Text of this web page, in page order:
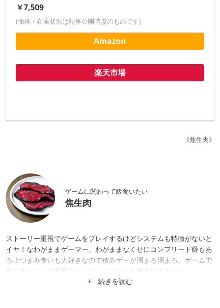
￥7,509
(価格・在庫状況は記事公開時点のものです)
Amazon
楽天市場
《焦生肉》
ゲームに関わって飯食いたい
焦生肉
ストーリー重視でゲームをプレイするけどシステムも特徴がないと
イヤ！なわがままゲーマー。わがままなくせにコンプリート癖もあ
る上つまみ食いも大好きなので積みゲーが溜まる溜まる。ゲームで
飯を食うことを夢見てたらほんとにそんな機会に恵まれた。
+ 続きを読む